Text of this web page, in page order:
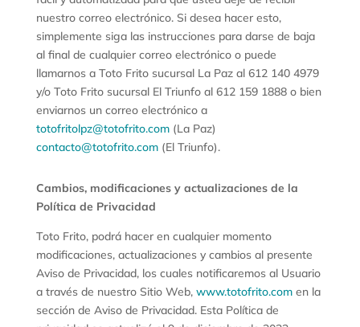
nuestro correo electrónico. Si desea hacer esto,
simplemente siga las instrucciones para darse de baja
al final de cualquier correo electrónico o puede
llamarnos a Toto Frito sucursal La Paz al 612 140 4979
y/o Toto Frito sucursal El Triunfo al 612 159 1888 o bien
enviarnos un correo electrónico a
totofritolpz@totofrito.com(La Paz)
contacto@totofrito.com(El Triunfo).
Cambios, modificaciones y actualizaciones de la
Política de Privacidad
Toto Frito, podrá hacer en cualquier momento
modificaciones, actualizaciones y cambios al presente
Aviso de Privacidad, los cuales notificaremos al Usuario
a través de nuestro Sitio Web, www.totofrito.com en la
sección de Aviso de Privacidad. Esta Política de